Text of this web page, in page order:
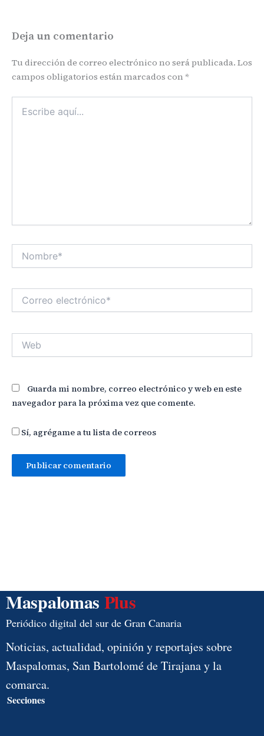
Deja un comentario
Tu dirección de correo electrónico no será publicada. Los
campos obligatorios están marcados con *
aquí...
Correo
electrónico*
Guarda mi nombre, correo electrónico y web en este
navegador para la próxima vez que comente.
Sí, agrégame a tu lista de correos
Maspalomas Plus
Periódico digital del sur de Gran Canaria
Noticias, actualidad, opinión y reportajes sobre
Maspalomas, San Bartolomé de Tirajana y la
comarca.
Secciones